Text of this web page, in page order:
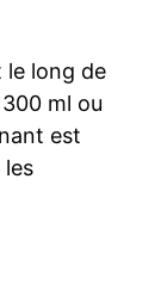
le long de
ml ou
est